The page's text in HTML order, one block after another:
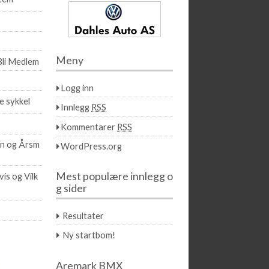
Medlem
sykkel
og Årsm
og Vilk
Meny
Logg inn
Innlegg RSS
Kommentarer RSS
WordPress.org
Mest populære innlegg o
g sider
Resultater
Ny startbom!
Aremark BMX